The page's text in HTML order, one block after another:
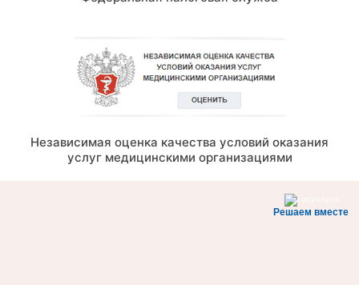
Независимая оценка качества условий оказания
услуг медицинскими организациями
Решаем вместе